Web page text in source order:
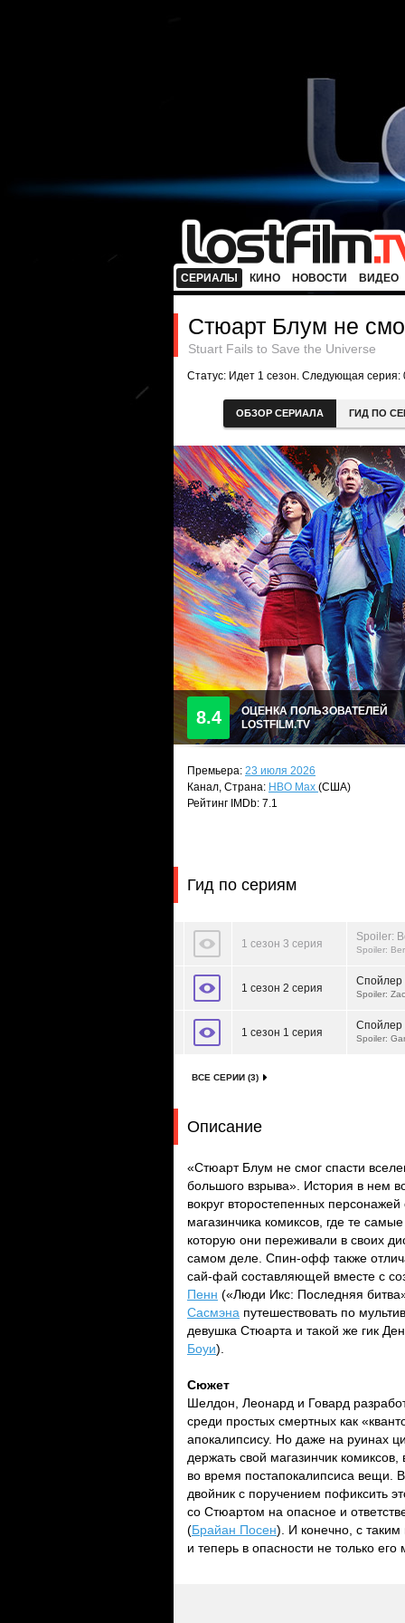
СЕРИАЛЫ КИНО НОВОСТИ ВИДЕО
Стюарт Блум не
Stuart Fails to Save the Universe
Статус: Идет 1 сезон. Следующая серия:
ОБЗОР СЕРИАЛА ГИД ПО
8.4
ОЦЕНКА ПОЛЬЗОВАТЕЛЕЙ
LOSTFILM.TV
Премьера: 23 июля 2026
Канал, Страна: HBO Max (США)
Рейтинг IMDb: 7.1
Гид по сериям
1 сезон 3 серия
Spoiler:
Spoiler:
1 сезон 2 серия
Спойлер
Spoiler:
1 сезон 1 серия
Спойлер
Spoiler:
ВСЕ СЕРИИ (3)
Описание
«Стюарт Блум не смог спасти
большого взрыва». История в нем
вокруг второстепенных
магазинчика комиксов, где те
которую они переживали в своих
самом деле. Спин-офф также
сай-фай составляющей вместе с
Пенн («Люди Икс: Последняя
Сасмэна путешествовать по
девушка Стюарта и такой же гик
Боуи).
Сюжет
Шелдон, Леонард и Говард
среди простых смертных как
апокалипсису. Но даже на руинах
держать свой магазинчик
во время постапокалипсиса вещи.
двойник с поручением пофиксить
со Стюартом на опасное и
(Брайан Посен). И конечно, с таким
и теперь в опасности не только